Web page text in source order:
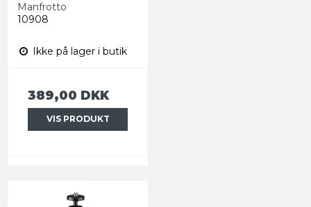
Manfrotto
10908
Ikke på lager i butik
389,00 DKK
VIS PRODUKT